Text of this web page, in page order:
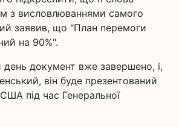
з висловлюваннями самого
заявив, що "План перемоги
на 90%".
день документ вже завершено, і,
він буде презентований
під час Генеральної